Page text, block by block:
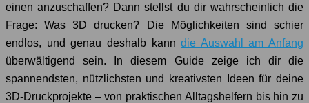
einen anzuschaffen? Dann stellst du dir wahrscheinlich die
Frage: Was 3D drucken? Die Möglichkeiten sind schier
endlos, und genau deshalb kanndie Auswahl am Anfang
überwältigend sein. In diesem Guide zeige ich dir die
spannendsten, nützlichsten und kreativsten Ideen für deine
3D-Druckprojekte – von praktischen Alltagshelfern bis hin zu